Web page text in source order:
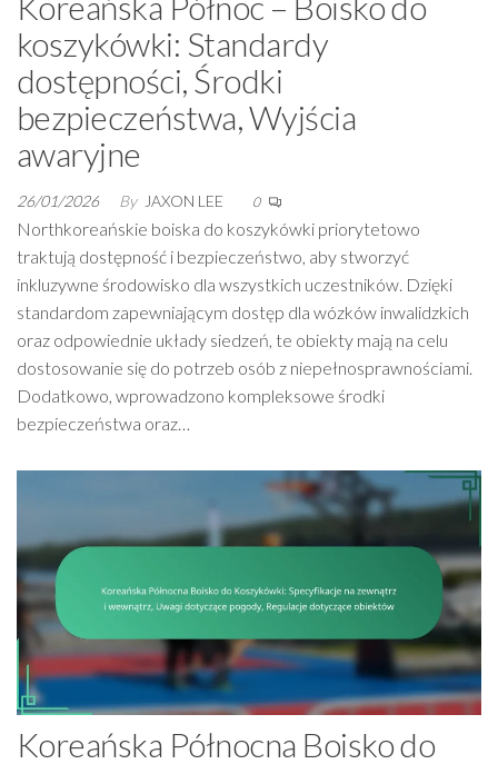
koszykówki: Standardy
dostępności, Środki
bezpieczeństwa, Wyjścia
awaryjne
26/01/2026 By JAXON LEE 0
Northkoreańskie boiska do koszykówki priorytetowo
traktują dostępność i bezpieczeństwo, aby stworzyć
inkluzywne środowisko dla wszystkich uczestników. Dzięki
standardom zapewniającym dostęp dla wózków inwalidzkich
oraz odpowiednie układy siedzeń, te obiekty mają na celu
dostosowanie się do potrzeb osób z niepełnosprawnościami.
Dodatkowo, wprowadzono kompleksowe środki
bezpieczeństwa oraz…
Koreańska Północna Boisko do